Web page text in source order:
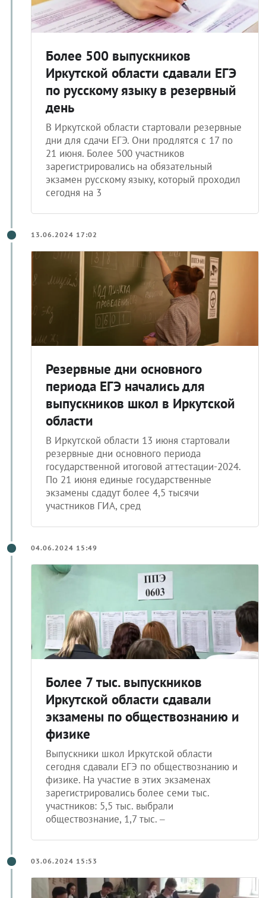
Более 500 выпускников
Иркутской области сдавали ЕГЭ
по русскому языку в резервный
день
В Иркутской области стартовали резервные
дни для сдачи ЕГЭ. Они продлятся с 17 по
21 июня. Более 500 участников
зарегистрировались на обязательный
экзамен русскому языку, который проходил
сегодня на 3
13.06.2024 17:02
Резервные дни основного
периода ЕГЭ начались для
выпускников школ в Иркутской
области
В Иркутской области 13 июня стартовали
резервные дни основного периода
государственной итоговой аттестации-2024.
По 21 июня единые государственные
экзамены сдадут более 4,5 тысячи
участников ГИА, сред
04.06.2024 15:49
Более 7 тыс. выпускников
Иркутской области сдавали
экзамены по обществознанию и
физике
Выпускники школ Иркутской области
сегодня сдавали ЕГЭ по обществознанию и
физике. На участие в этих экзаменах
зарегистрировались более семи тыс.
участников: 5,5 тыс. выбрали
обществознание, 1,7 тыс. –
03.06.2024 15:53